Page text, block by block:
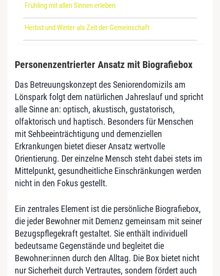
Frühling mit allen Sinnen erleben
Herbst und Winter als Zeit der Gemeinschaft
Personenzentrierter Ansatz mit Biografiebox
Das Betreuungskonzept des Seniorendomizils am
Lönspark folgt dem natürlichen Jahreslauf und spricht
alle Sinne an: optisch, akustisch, gustatorisch,
olfaktorisch und haptisch. Besonders für Menschen
mit Sehbeeinträchtigung und demenziellen
Erkrankungen bietet dieser Ansatz wertvolle
Orientierung. Der einzelne Mensch steht dabei stets im
Mittelpunkt, gesundheitliche Einschränkungen werden
nicht in den Fokus gestellt.
Ein zentrales Element ist die persönliche Biografiebox,
die jeder Bewohner mit Demenz gemeinsam mit seiner
Bezugspflegekraft gestaltet. Sie enthält individuell
bedeutsame Gegenstände und begleitet die
Bewohner:innen durch den Alltag. Die Box bietet nicht
nur Sicherheit durch Vertrautes, sondern fördert auch